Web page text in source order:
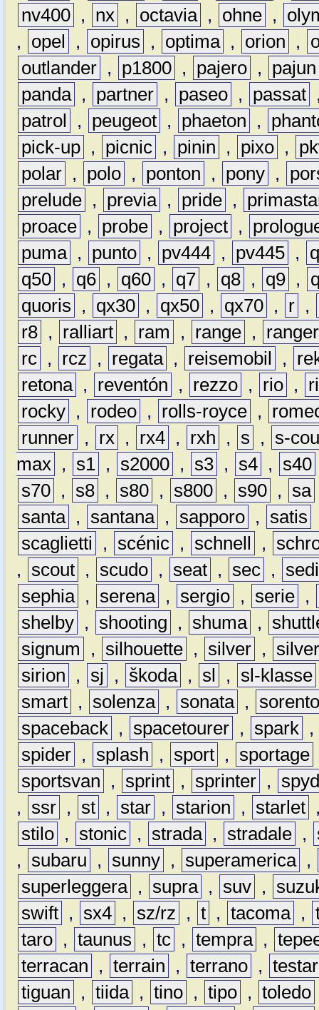
nv400 , nx , octavia , ohne ,
,
opel , opirus , optima , orion ,
outlander , p1800 , pajero ,
pajun
panda , partner , paseo , passat
patrol
, peugeot , phaeton ,
pick-up , picnic , pinin , pixo ,
polar , polo , ponton , pony ,
prelude , previa , pride ,
proace , probe , project ,
puma , punto , pv444 , pv445 ,
q50 , q6 , q60 , q7 , q8 , q9 ,
quoris
, qx30 , qx50 , qx70 , r ,
r8 , ralliart , ram , range ,
ranger
rc , rcz , regata , reisemobil ,
retona , reventón , rezzo , rio ,
rocky , rodeo , rolls-royce ,
runner , rx , rx4 , rxh , s ,
s-
max , s1 , s2000 , s3 , s4 , s40
s70 , s8 , s80 , s800 , s90 , sa
santa , santana , sapporo , satis
scaglietti
, scénic , schnell ,
,
scout , scudo , seat , sec ,
sephia , serena , sergio , serie ,
shelby , shooting , shuma ,
signum
, silhouette , silver ,
sirion
, sj , škoda , sl , sl-klasse
smart , solenza , sonata ,
spaceback , spacetourer , spark ,
spider , splash , sport , sportage
sportsvan
, sprint , sprinter ,
,
ssr , st , star , starion , starlet
stilo , stonic , strada , stradale ,
,
subaru , sunny , superamerica ,
superleggera , supra , suv ,
swift , sx4 , sz/rz , t , tacoma ,
taro , taunus , tc , tempra ,
terracan
, terrain , terrano ,
tiguan
, tiida , tino , tipo , toledo